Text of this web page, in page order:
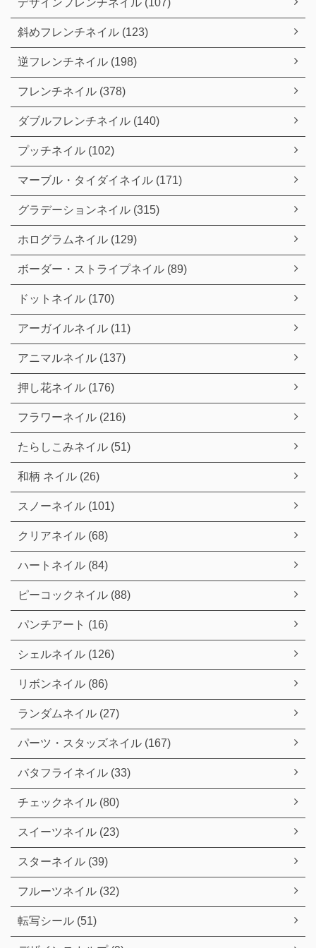
デザインフレンチネイル (107)
斜めフレンチネイル (123)
逆フレンチネイル (198)
フレンチネイル (378)
ダブルフレンチネイル (140)
プッチネイル (102)
マーブル・タイダイネイル (171)
グラデーションネイル (315)
ホログラムネイル (129)
ボーダー・ストライプネイル (89)
ドットネイル (170)
アーガイルネイル (11)
アニマルネイル (137)
押し花ネイル (176)
フラワーネイル (216)
たらしこみネイル (51)
和柄 ネイル (26)
スノーネイル (101)
クリアネイル (68)
ハートネイル (84)
ピーコックネイル (88)
パンチアート (16)
シェルネイル (126)
リボンネイル (86)
ランダムネイル (27)
パーツ・スタッズネイル (167)
バタフライネイル (33)
チェックネイル (80)
スイーツネイル (23)
スターネイル (39)
フルーツネイル (32)
転写シール (51)